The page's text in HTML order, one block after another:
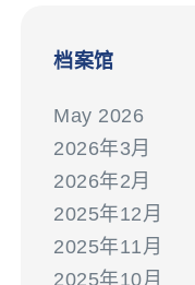
档案馆
May 2026
2026年3月
2026年2月
2025年12月
2025年11月
2025年10月